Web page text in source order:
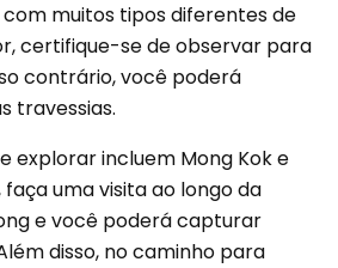
com muitos tipos diferentes de
certifique-se de observar para
contrário, você poderá
travessias.
explorar incluem Mong Kok e
faça uma visita ao longo da
e você poderá capturar
disso, no caminho para